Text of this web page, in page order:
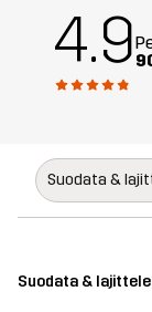
4.9
Suodata &
Suodata & lajittele